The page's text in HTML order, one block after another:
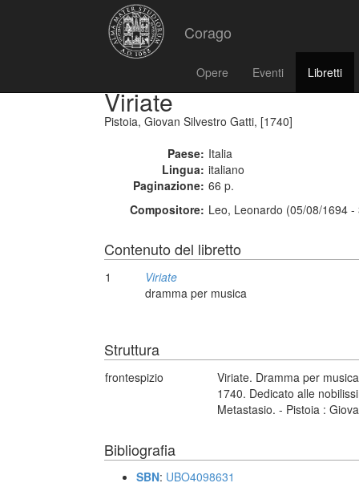
Corago
Opere Eventi Libretti
Viriate
Pistoia, Giovan Silvestro Gatti, [1740]
Paese: Italia
Lingua: italiano
Paginazione: 66 p.
Compositore: Leo, Leonardo (05/08/1694
Contenuto del libretto
1
Viriate
dramma per musica
Struttura
frontespizio
Viriate. Dramma per
1740. Dedicato alle
Metastasio. - Pistoia :
Bibliografia
SBN: UBO4098631